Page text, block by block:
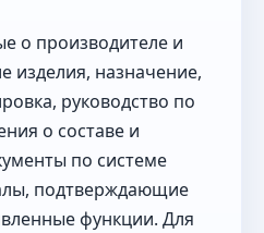
о производителе и
изделия, назначение,
руководство по
о составе и
по системе
подтверждающие
функции. Для